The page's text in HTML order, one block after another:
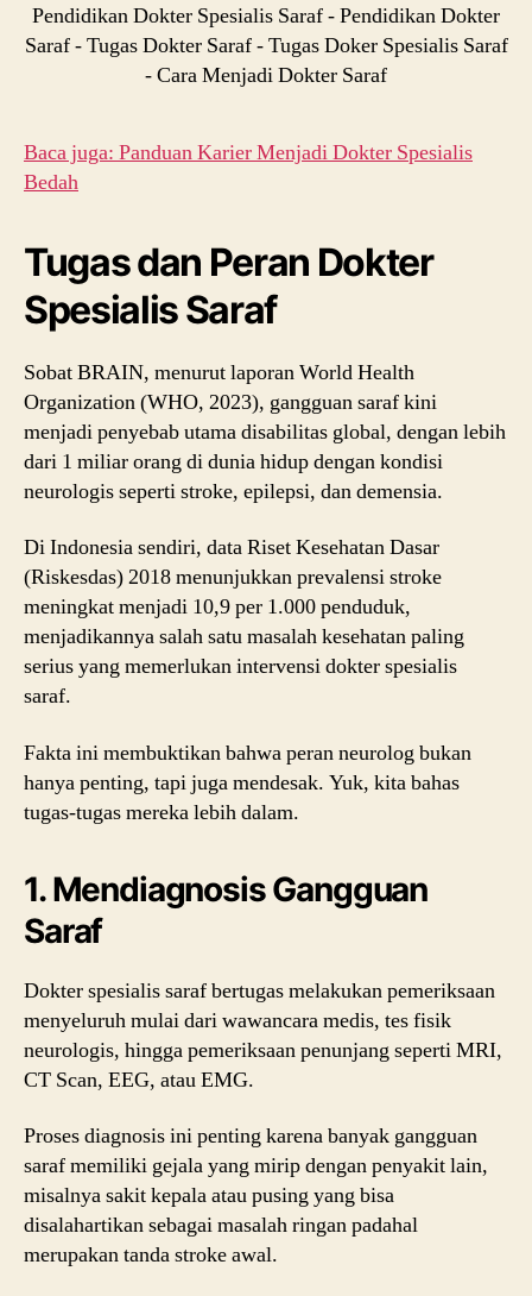
Baca juga: Panduan Karier Menjadi Dokter Spesialis
Bedah
Tugas dan Peran Dokter
Spesialis Saraf
Sobat BRAIN, menurut laporan World Health
Organization (WHO, 2023), gangguan saraf kini
menjadi penyebab utama disabilitas global, dengan lebih
dari 1 miliar orang di dunia hidup dengan kondisi
neurologis seperti stroke, epilepsi, dan demensia.
Di Indonesia sendiri, data Riset Kesehatan Dasar
(Riskesdas) 2018 menunjukkan prevalensi stroke
meningkat menjadi 10,9 per 1.000 penduduk,
menjadikannya salah satu masalah kesehatan paling
serius yang memerlukan intervensi dokter spesialis
saraf.
Fakta ini membuktikan bahwa peran neurolog bukan
hanya penting, tapi juga mendesak. Yuk, kita bahas
tugas-tugas mereka lebih dalam.
1. Mendiagnosis Gangguan
Saraf
Dokter spesialis saraf bertugas melakukan pemeriksaan
menyeluruh mulai dari wawancara medis, tes fisik
neurologis, hingga pemeriksaan penunjang seperti MRI,
CT Scan, EEG, atau EMG.
Proses diagnosis ini penting karena banyak gangguan
saraf memiliki gejala yang mirip dengan penyakit lain,
misalnya sakit kepala atau pusing yang bisa
disalahartikan sebagai masalah ringan padahal
merupakan tanda stroke awal.